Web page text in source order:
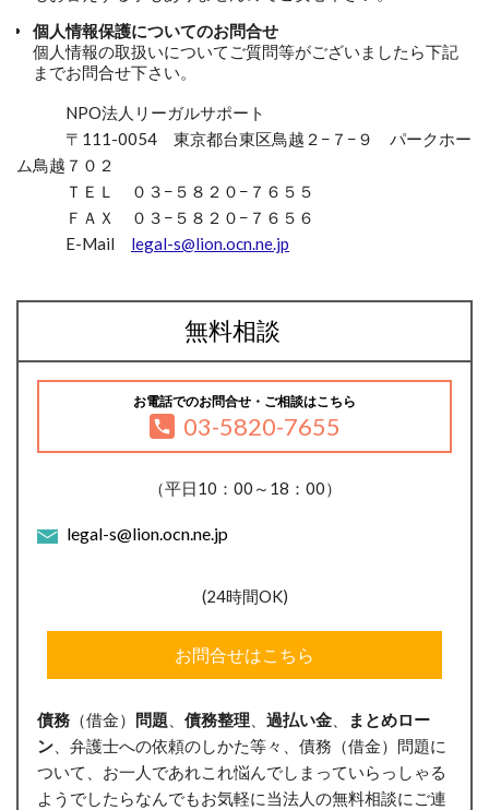
個人情報保護についてのお問合せ
個人情報の取扱いについてご質問等がございましたら下記
までお問合せ下さい。
NPO法人リーガルサポート
〒111-0054 東京都台東区鳥越２−７−９ パークホー
ム鳥越７０２
ＴＥＬ ０３−５８２０−７６５５
ＦＡＸ ０３−５８２０−７６５６
E-Mail legal-s@lion.ocn.ne.jp
無料相談
お電話でのお問合せ・ご相談はこちら
03-5820-7655
（平日10：00～18：00）
legal-s@lion.ocn.ne.jp
(24時間OK)
お問合せはこちら
債務（借金） 問題 債務整理、 過払い金、
まとめロー
ン、弁護士への依頼のしかた等々、債務（借金）問題に
ついて、お一人であれこれ悩んでしまっていらっしゃる
ようでしたらなんでもお気軽に当法人の無料相談にご連